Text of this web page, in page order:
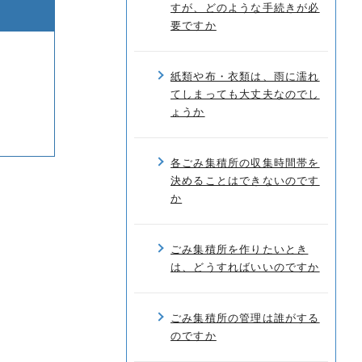
すが、どのような手続きが必
要ですか
紙類や布・衣類は、雨に濡れ
てしまっても大丈夫なのでし
ょうか
各ごみ集積所の収集時間帯を
決めることはできないのです
か
ごみ集積所を作りたいとき
は、どうすればいいのですか
ごみ集積所の管理は誰がする
のですか